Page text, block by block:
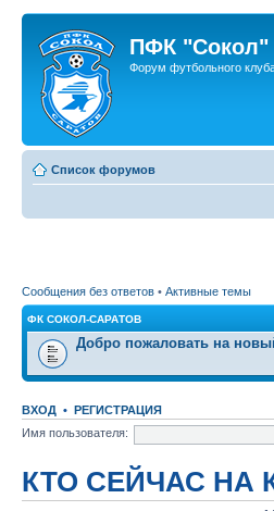
ПФК "Сокол"
Форум футбольного
Список форумов
Сообщения без ответов • Активные темы
ФК СОКОЛ-САРАТОВ
Добро пожаловать на
ВХОД • РЕГИСТРАЦИЯ
Имя пользователя:
КТО СЕЙЧАС НА